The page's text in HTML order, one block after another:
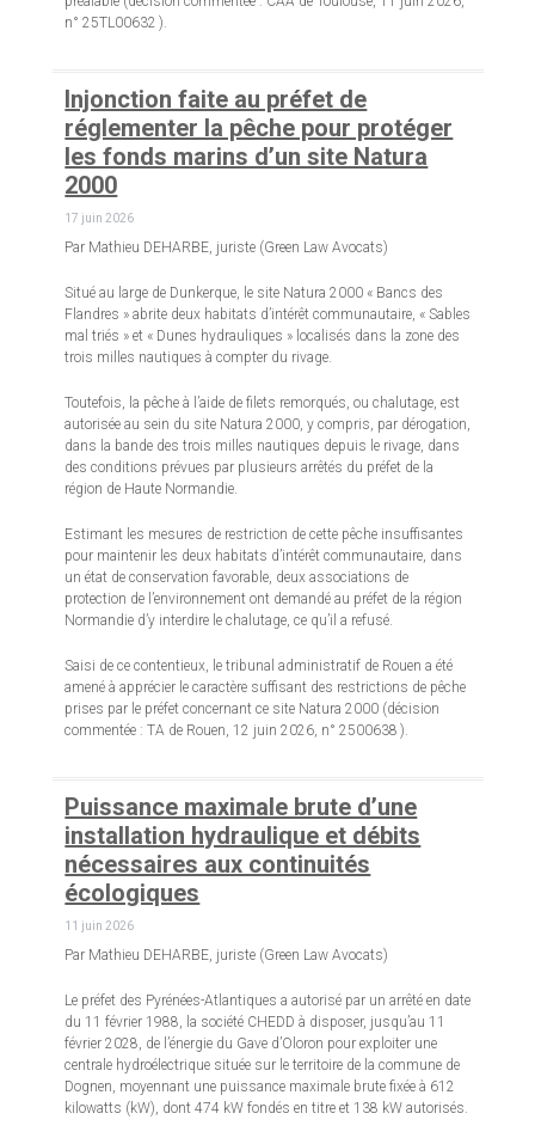
n° 25TL00632 ).
Injonction faite au préfet de
réglementer la pêche pour protéger
les fonds marins d’un site Natura
2000
17 juin 2026
Par Mathieu DEHARBE, juriste (Green Law Avocats)
Situé au large de Dunkerque, le site Natura 2000 « Bancs des
Flandres » abrite deux habitats d’intérêt communautaire, « Sables
mal triés » et « Dunes hydrauliques » localisés dans la zone des
trois milles nautiques à compter du rivage.
Toutefois, la pêche à l’aide de filets remorqués, ou chalutage, est
autorisée au sein du site Natura 2000, y compris, par dérogation,
dans la bande des trois milles nautiques depuis le rivage, dans
des conditions prévues par plusieurs arrêtés du préfet de la
région de Haute Normandie.
Estimant les mesures de restriction de cette pêche insuffisantes
pour maintenir les deux habitats d’intérêt communautaire, dans
un état de conservation favorable, deux associations de
protection de l’environnement ont demandé au préfet de la région
Normandie d’y interdire le chalutage, ce qu’il a refusé.
Saisi de ce contentieux, le tribunal administratif de Rouen a été
amené à apprécier le caractère suffisant des restrictions de pêche
prises par le préfet concernant ce site Natura 2000 (décision
commentée : TA de Rouen, 12 juin 2026, n° 2500638 ).
Puissance maximale brute d’une
installation hydraulique et débits
nécessaires aux continuités
écologiques
11 juin 2026
Par Mathieu DEHARBE, juriste (Green Law Avocats)
Le préfet des Pyrénées-Atlantiques a autorisé par un arrêté en date
du 11 février 1988, la société CHEDD à disposer, jusqu’au 11
février 2028, de l’énergie du Gave d’Oloron pour exploiter une
centrale hydroélectrique située sur le territoire de la commune de
Dognen, moyennant une puissance maximale brute fixée à 612
kilowatts (kW), dont 474 kW fondés en titre et 138 kW autorisés.